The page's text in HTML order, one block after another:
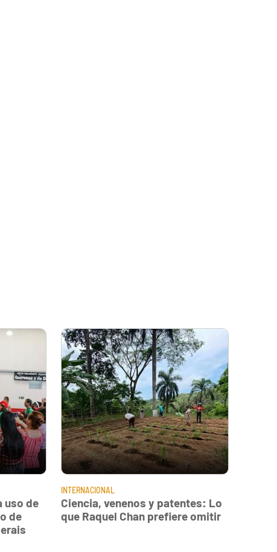
uso de
de
INTERNACIONAL
Ciencia, venenos y patentes: Lo
que Raquel Chan prefiere omitir